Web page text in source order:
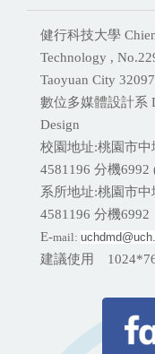
健行科技大學
Technology ,
Taoyuan City
數位多媒體設計系
Design
校園地址:桃園市
4581196 分機6992
系所地址:桃園市
4581196 分機6992
E-mail:
建議使用